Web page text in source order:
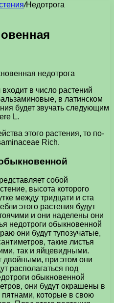
/Недотрога
входит в число растений
в латинском
будет звучать следующим
L.
этого растения, то по-
Rich.
собой
высота которого
между тридцати и ста
этого растения будут
и они наделены они
недотроги обыкновенной
они будут тупозучатые,
такие листья
так и яйцевидными.
двойными, при этом они
располагаться под
обыкновенной
они будут окрашены в
которые в свою